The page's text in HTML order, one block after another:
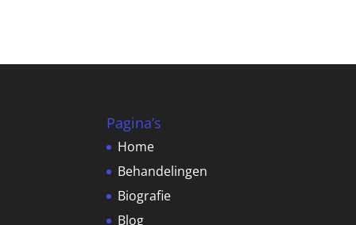
Pagina’s
Home
Behandelingen
Biografie
Blog